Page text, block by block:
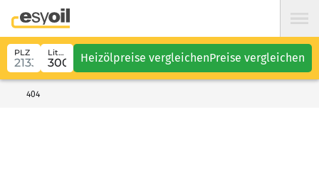
PLZ Liter Heizölpreise vergleichenPreise vergleichen
404